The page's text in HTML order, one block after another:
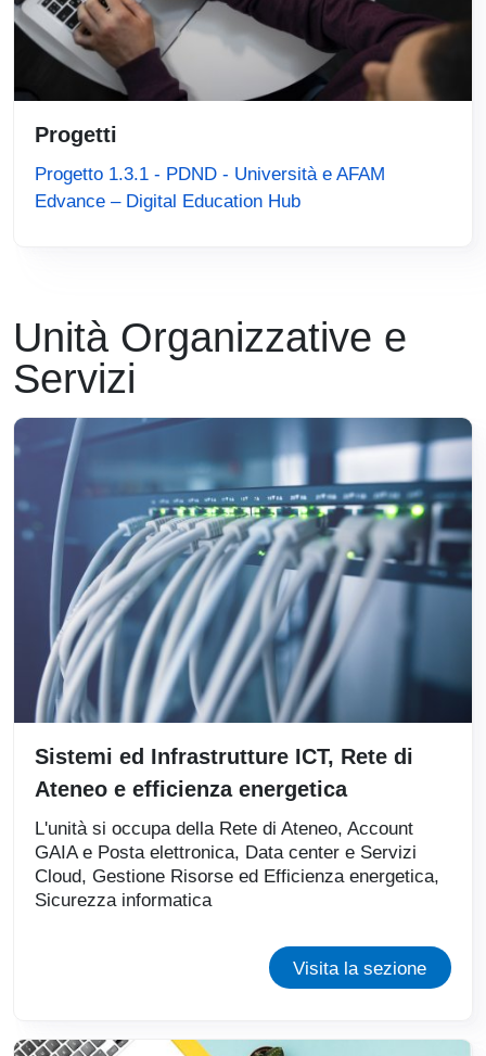
Progetti
Progetto 1.3.1 - PDND - Università e AFAM
Edvance – Digital Education Hub
Unità Organizzative e
Servizi
Sistemi ed Infrastrutture ICT, Rete di
Ateneo e efficienza energetica
L'unità si occupa della Rete di Ateneo, Account
GAIA e Posta elettronica, Data center e Servizi
Cloud, Gestione Risorse ed Efficienza energetica,
Sicurezza informatica
Visita la sezione